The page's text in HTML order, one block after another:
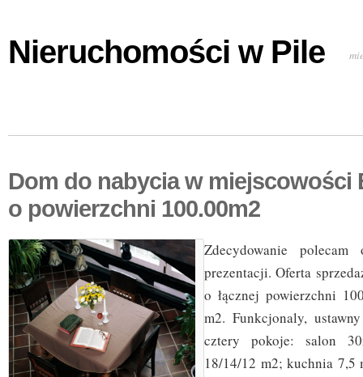
Nieruchomości w Pile
Dom do nabycia w miejscowości
o powierzchni 100.00m2
Zdecydowanie
prezentacji. Oferta
o łącznej powierzchni
m2. Funkcjonaly,
cztery pokoje: salon
18/14/12 m2; kuchnia 7,5